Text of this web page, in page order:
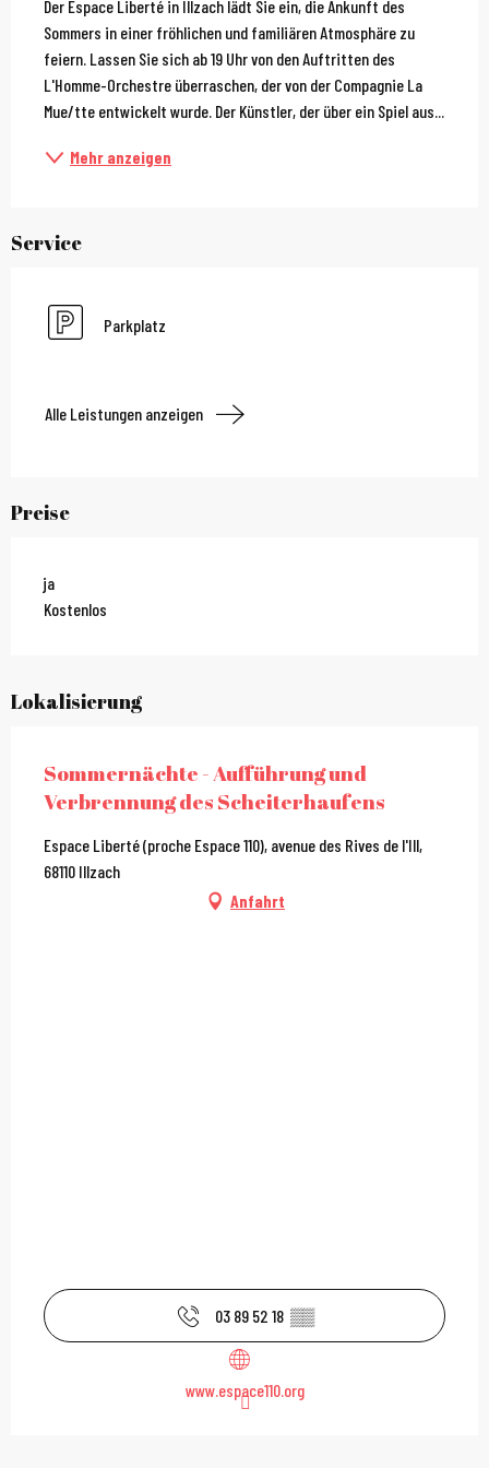
Der Espace Liberté in Illzach lädt Sie ein, die Ankunft des
Sommers in einer fröhlichen und familiären Atmosphäre zu
feiern. Lassen Sie sich ab 19 Uhr von den Auftritten des
L'Homme-Orchestre überraschen, der von der Compagnie La
Mue/tte entwickelt wurde. Der Künstler, der über ein Spiel aus...
Mehr anzeigen
Service
Parkplatz
Alle Leistungen anzeigen
Preise
ja
Kostenlos
Lokalisierung
Sommernächte - Aufführung und
Verbrennung des Scheiterhaufens
Espace Liberté (proche Espace 110), avenue des Rives de l'Ill,
68110 Illzach
Anfahrt
03 89 52 18 ▒▒
www.espace110.org